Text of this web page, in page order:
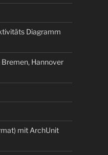
Diagramm
Hannover
mit ArchUnit